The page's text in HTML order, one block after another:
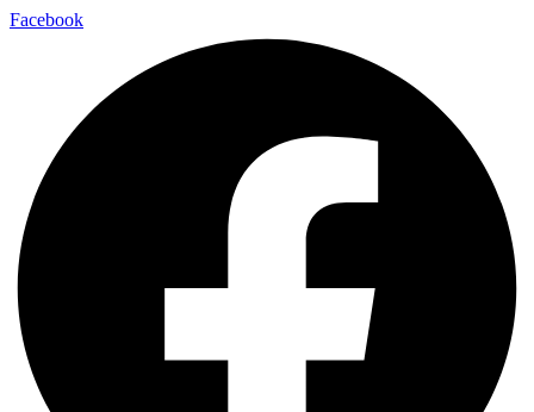
Facebook